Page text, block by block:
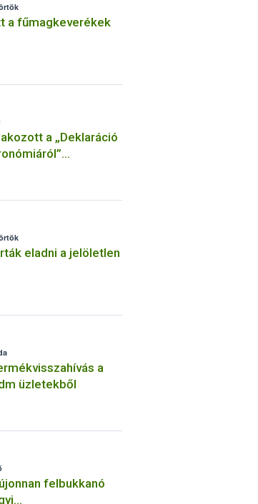
a fűmagkeverékek
a „Deklaráció
eladni a jelöletlen
a
üzletekből
felbukkanó